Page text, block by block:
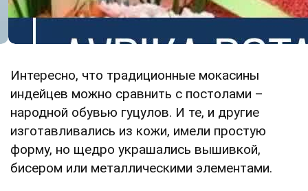
Интересно, что традиционные мокасины
индейцев можно сравнить с постолами –
народной обувью гуцулов. И те, и другие
изготавливались из кожи, имели простую
форму, но щедро украшались вышивкой,
бисером или металлическими элементами.